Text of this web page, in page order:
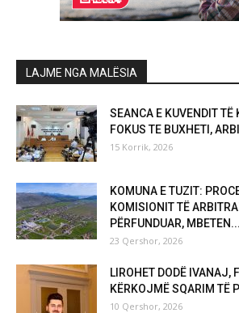
LAJME NGA MALËSIA
SEANCA E KUVENDIT TË
FOKUS TE BUXHETI,
15 Korrik, 2026
KOMUNA E TUZIT:
KOMISIONIT TË
PËRFUNDUAR, MBETEN...
23 Qershor, 2026
LIROHET DODË IVANAJ,
KËRKOJMË SQARIM TË
10 Qershor, 2026